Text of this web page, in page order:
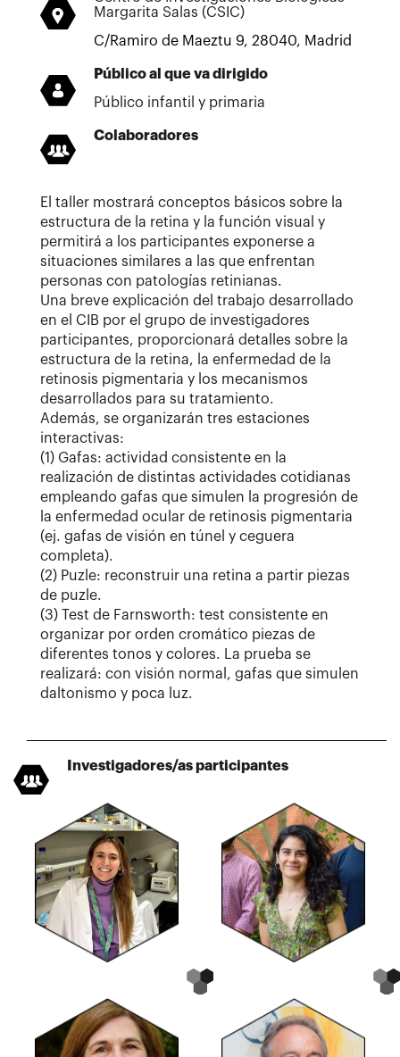
Margarita Salas (CSIC)
C/Ramiro de Maeztu 9, 28040, Madrid
Público al que va dirigido
Público infantil y primaria
Colaboradores
El taller mostrará conceptos básicos sobre la
estructura de la retina y la función visual y
permitirá a los participantes exponerse a
situaciones similares a las que enfrentan
personas con patologías retinianas.
Una breve explicación del trabajo desarrollado
en el CIB por el grupo de investigadores
participantes, proporcionará detalles sobre la
estructura de la retina, la enfermedad de la
retinosis pigmentaria y los mecanismos
desarrollados para su tratamiento.
Además, se organizarán tres estaciones
interactivas:
(1) Gafas: actividad consistente en la
realización de distintas actividades cotidianas
empleando gafas que simulen la progresión de
la enfermedad ocular de retinosis pigmentaria
(ej. gafas de visión en túnel y ceguera
completa).
(2) Puzle: reconstruir una retina a partir piezas
de puzle.
(3) Test de Farnsworth: test consistente en
organizar por orden cromático piezas de
diferentes tonos y colores. La prueba se
realizará: con visión normal, gafas que simulen
daltonismo y poca luz.
Investigadores/as participantes